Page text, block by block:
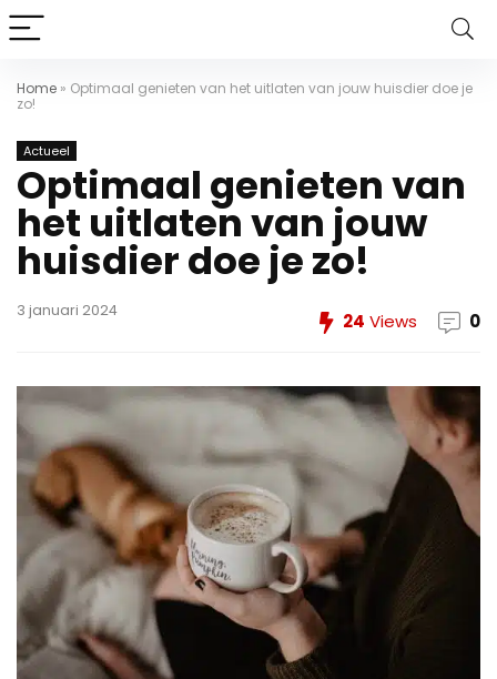
Home » Optimaal genieten van het uitlaten van jouw huisdier doe je
zo!
Actueel
Optimaal genieten van
het uitlaten van jouw
huisdier doe je zo!
3 januari 2024 24 Views 0